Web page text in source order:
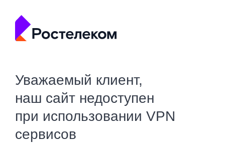
Уважаемый клиент,
наш сайт недоступен
при использовании VPN
сервисов